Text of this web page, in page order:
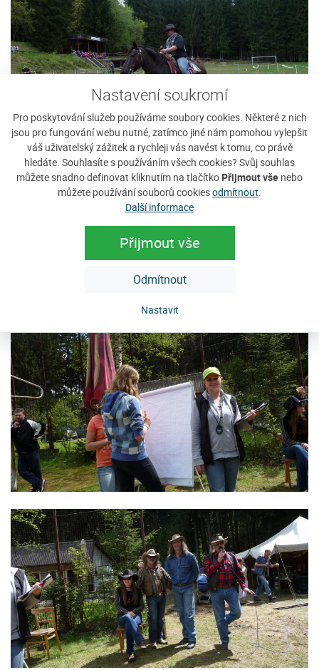
Nastavení soukromí
Pro poskytování služeb používáme soubory cookies. Některé z nich
jsou pro fungování webu nutné, zatímco jiné nám pomohou vylepšit
váš uživatelský zážitek a rychleji vás navést k tomu, co právě
hledáte. Souhlasíte s používáním všech cookies? Svůj souhlas
můžete snadno definovat kliknutím na tlačítko Přijmout vše nebo
můžete používání souborů cookiesodmítnout.
Další informace
Přijmout vše
Odmítnout
Nastavit